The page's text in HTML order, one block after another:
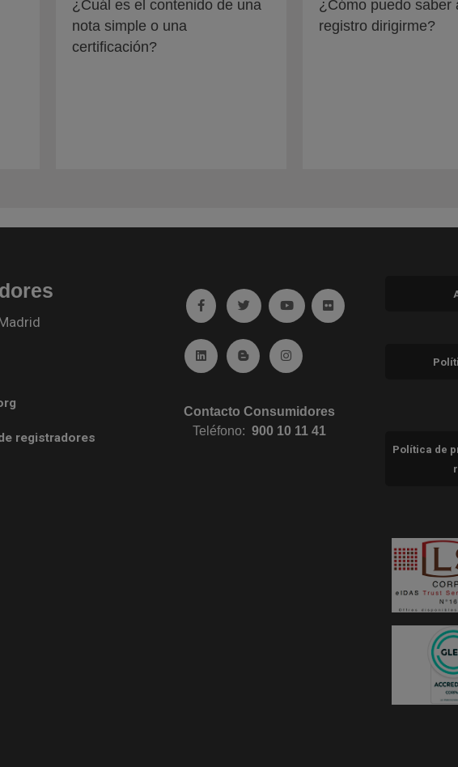
¿Cuál es el contenido de una
nota simple o una
certificación?
¿Cómo puedo saber
registro dirigirme?
registradores
Ir a facebook (abre en ventana nueva)
Ir a twitter (abre en ventana nueva)
Ir a YouTube (abre en ventana
Ir a Flickr (abre en
Ir a Linkedin (abre en ventana nueva)
Ir al Blog (abre en ventana nueva)
Ir a Instagram (abre en ventana
Contacto Consumidores
Teléfono:900 10 11 41
Política de